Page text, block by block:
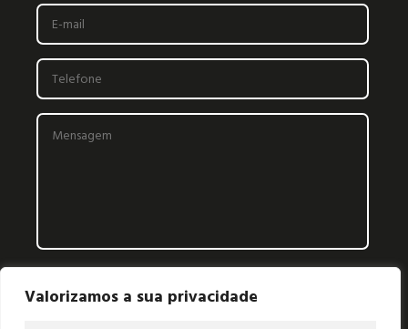
Valorizamos a sua privacidade